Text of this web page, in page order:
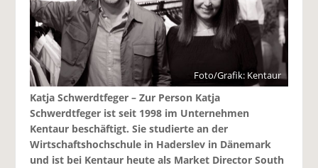
Foto/Grafik: Kentaur
Katja Schwerdtfeger – Zur Person Katja
Schwerdtfeger ist seit 1998 im Unternehmen
Kentaur beschäftigt. Sie studierte an der
Wirtschaftshochschule in Haderslev in Dänemark
und ist bei Kentaur heute als Market Director South